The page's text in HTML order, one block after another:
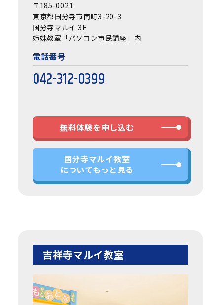
〒185-0021
東京都国分寺市南町3-20-3
国分寺マルイ 3F
姉妹教室「パソコン市民講座」内
電話番号
042-312-0399
無料体験を申し込む
国分寺マルイ教室
についてもっと見る
吉祥寺マルイ教室